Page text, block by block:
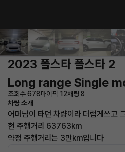
2023 폴스타 폴스타 2
Long range Single
조회수 678마이픽 12채팅 8
차량 소개
어머님이 타던 차량이라 더럽게쓰고
현 주행거리 63763km
약정 주행거리는 3만km입니다